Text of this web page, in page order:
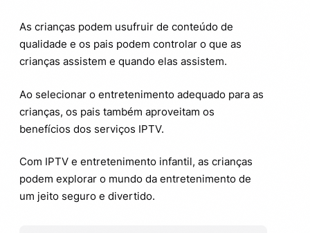
As crianças podem usufruir de conteúdo de
qualidade e os pais podem controlar o que as
crianças assistem e quando elas assistem.
Ao selecionar o entretenimento adequado para as
crianças, os pais também aproveitam os
benefícios dos serviços IPTV.
Com IPTV e entretenimento infantil, as crianças
podem explorar o mundo da entretenimento de
um jeito seguro e divertido.